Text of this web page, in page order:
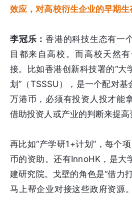
效应，对高校衍生企业的早期生
李冠乐：香港的科技生态有一
目都来自高校。而高校天然
接。比如香港创新科技署的“大
划”（TSSSU），是一个配对
万港币，必须有投资人投才能
借助投资人或产业的判断来提高
再比如“产学研1+计划”，每个
币的资助。还有InnoHK，是大
建研究院。戈壁的角色是“借力
马上帮企业对接这些政府资源